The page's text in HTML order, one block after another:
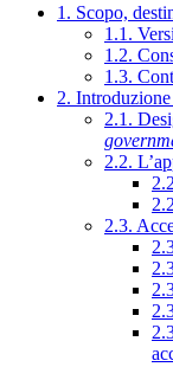
1. Scopo,
1.1.
1.2.
1.3.
2.
2.1.
2.2.
2.3.